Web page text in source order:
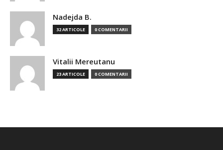
Nadejda B.
32 ARTICOLE 0 COMENTARII
Vitalii Mereutanu
23 ARTICOLE 0 COMENTARII